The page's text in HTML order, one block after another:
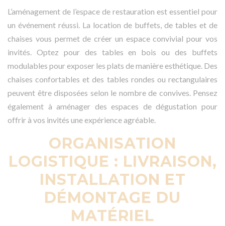
L’aménagement de l’espace de restauration est essentiel pour
un événement réussi. La location de buffets, de tables et de
chaises vous permet de créer un espace convivial pour vos
invités. Optez pour des tables en bois ou des buffets
modulables pour exposer les plats de manière esthétique. Des
chaises confortables et des tables rondes ou rectangulaires
peuvent être disposées selon le nombre de convives. Pensez
également à aménager des espaces de dégustation pour
offrir à vos invités une expérience agréable.
ORGANISATION
LOGISTIQUE : LIVRAISON,
INSTALLATION ET
DÉMONTAGE DU
MATÉRIEL